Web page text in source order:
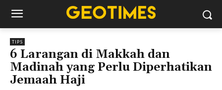
TIPS
6 Larangan di Makkah dan
Madinah yang Perlu Diperhatikan
Jemaah Haji